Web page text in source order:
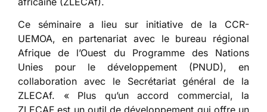
Ce séminaire a lieu sur initiative de la CCR-
UEMOA, en partenariat avec le bureau régional
Afrique de l’Ouest du Programme des Nations
Unies pour le développement (PNUD), en
collaboration avec le Secrétariat général de la
ZLECAf. « Plus qu’un accord commercial, la